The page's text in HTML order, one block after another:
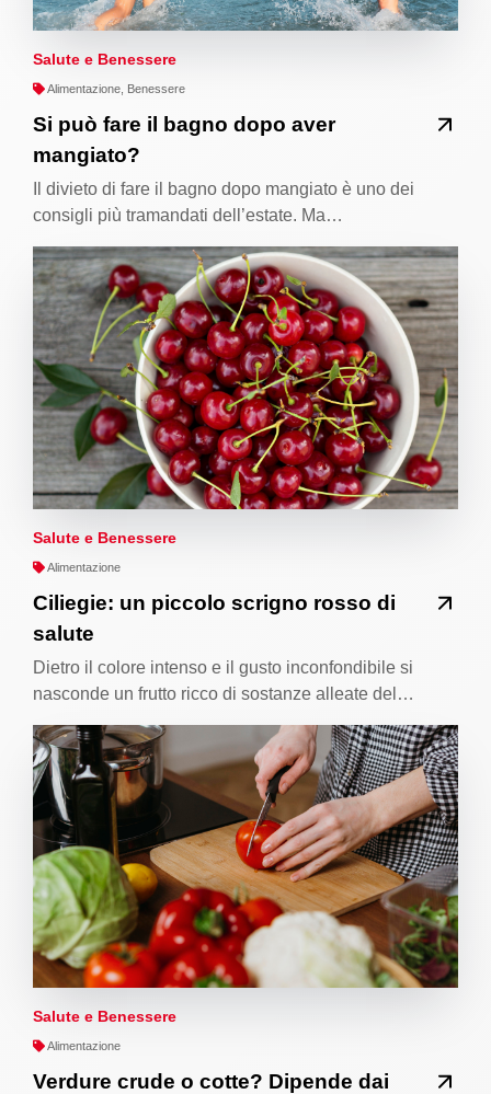
Salute e Benessere
Alimentazione, Benessere
Si può fare il bagno dopo aver
mangiato?
Il divieto di fare il bagno dopo mangiato è uno dei
consigli più tramandati dell’estate. Ma…
Salute e Benessere
Alimentazione
Ciliegie: un piccolo scrigno rosso di
salute
Dietro il colore intenso e il gusto inconfondibile si
nasconde un frutto ricco di sostanze alleate del…
Salute e Benessere
Alimentazione
Verdure crude o cotte? Dipende dai